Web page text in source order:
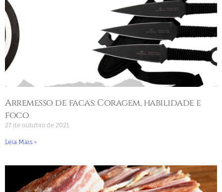
Arremesso de facas: Coragem, habilidade e
foco
27 de outubro de 2021
Leia Mais »